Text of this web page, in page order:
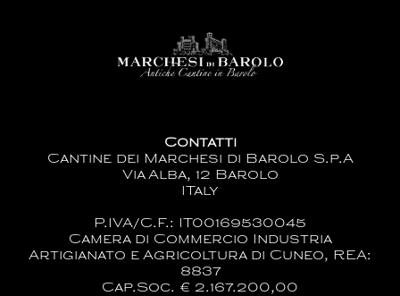
Contatti
Cantine dei Marchesi di Barolo S.p.A
Via Alba, 12 Barolo
ITaly
P.IVA/C.F.: IT00169530045
Camera di Commercio Industria
Artigianato e Agricoltura di Cuneo, REA:
8837
Cap.Soc. € 2.167.200,00